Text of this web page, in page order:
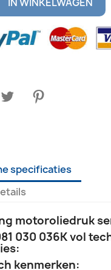
IN WINKELWAGEN
specificaties
motoroliedruk
030 036K vol
kenmerken: